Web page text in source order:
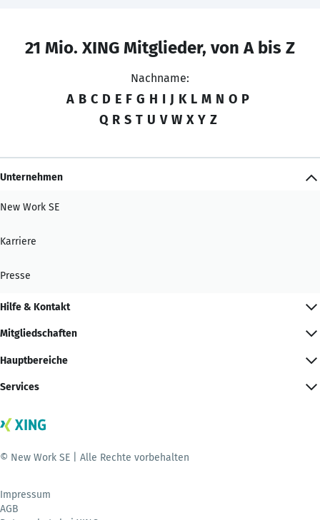
21 Mio. XING Mitglieder, von A bis Z
Nachname:
A B C D E F G H I J K L M N O P
Q R S T U V W X Y Z
Unternehmen
New Work SE
Karriere
Presse
Hilfe & Kontakt
Mitgliedschaften
Hauptbereiche
Services
© New Work SE | Alle Rechte vorbehalten
Impressum
AGB